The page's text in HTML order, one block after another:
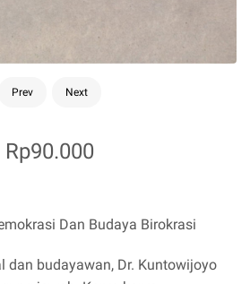
Prev Next
Rp90.000
Dan Budaya Birokrasi
dan budayawan, Dr. Kuntowijoyo